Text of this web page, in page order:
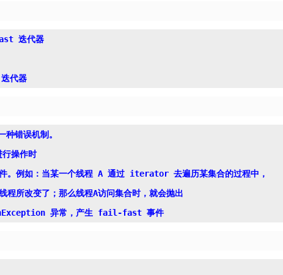
迭代器
错误机制。
操作时
例如：当某一个线程 A 通过 iterator 去遍历某集合的过程中，